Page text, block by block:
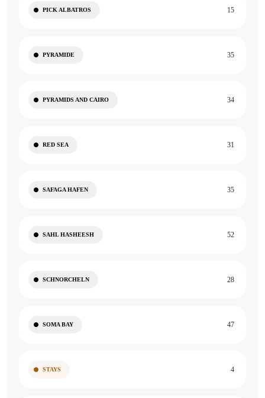
PICK ALBATROS 15
PYRAMIDE 35
PYRAMIDS AND CAIRO 34
RED SEA 31
SAFAGA HAFEN 35
SAHL HASHEESH 52
SCHNORCHELN 28
SOMA BAY 47
STAYS 4